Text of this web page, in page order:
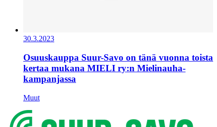
30.3.2023
Osuuskauppa Suur-Savo on tänä vuonna toista
kertaa mukana MIELI ry:n Mielinauha-
kampanjassa
Muut